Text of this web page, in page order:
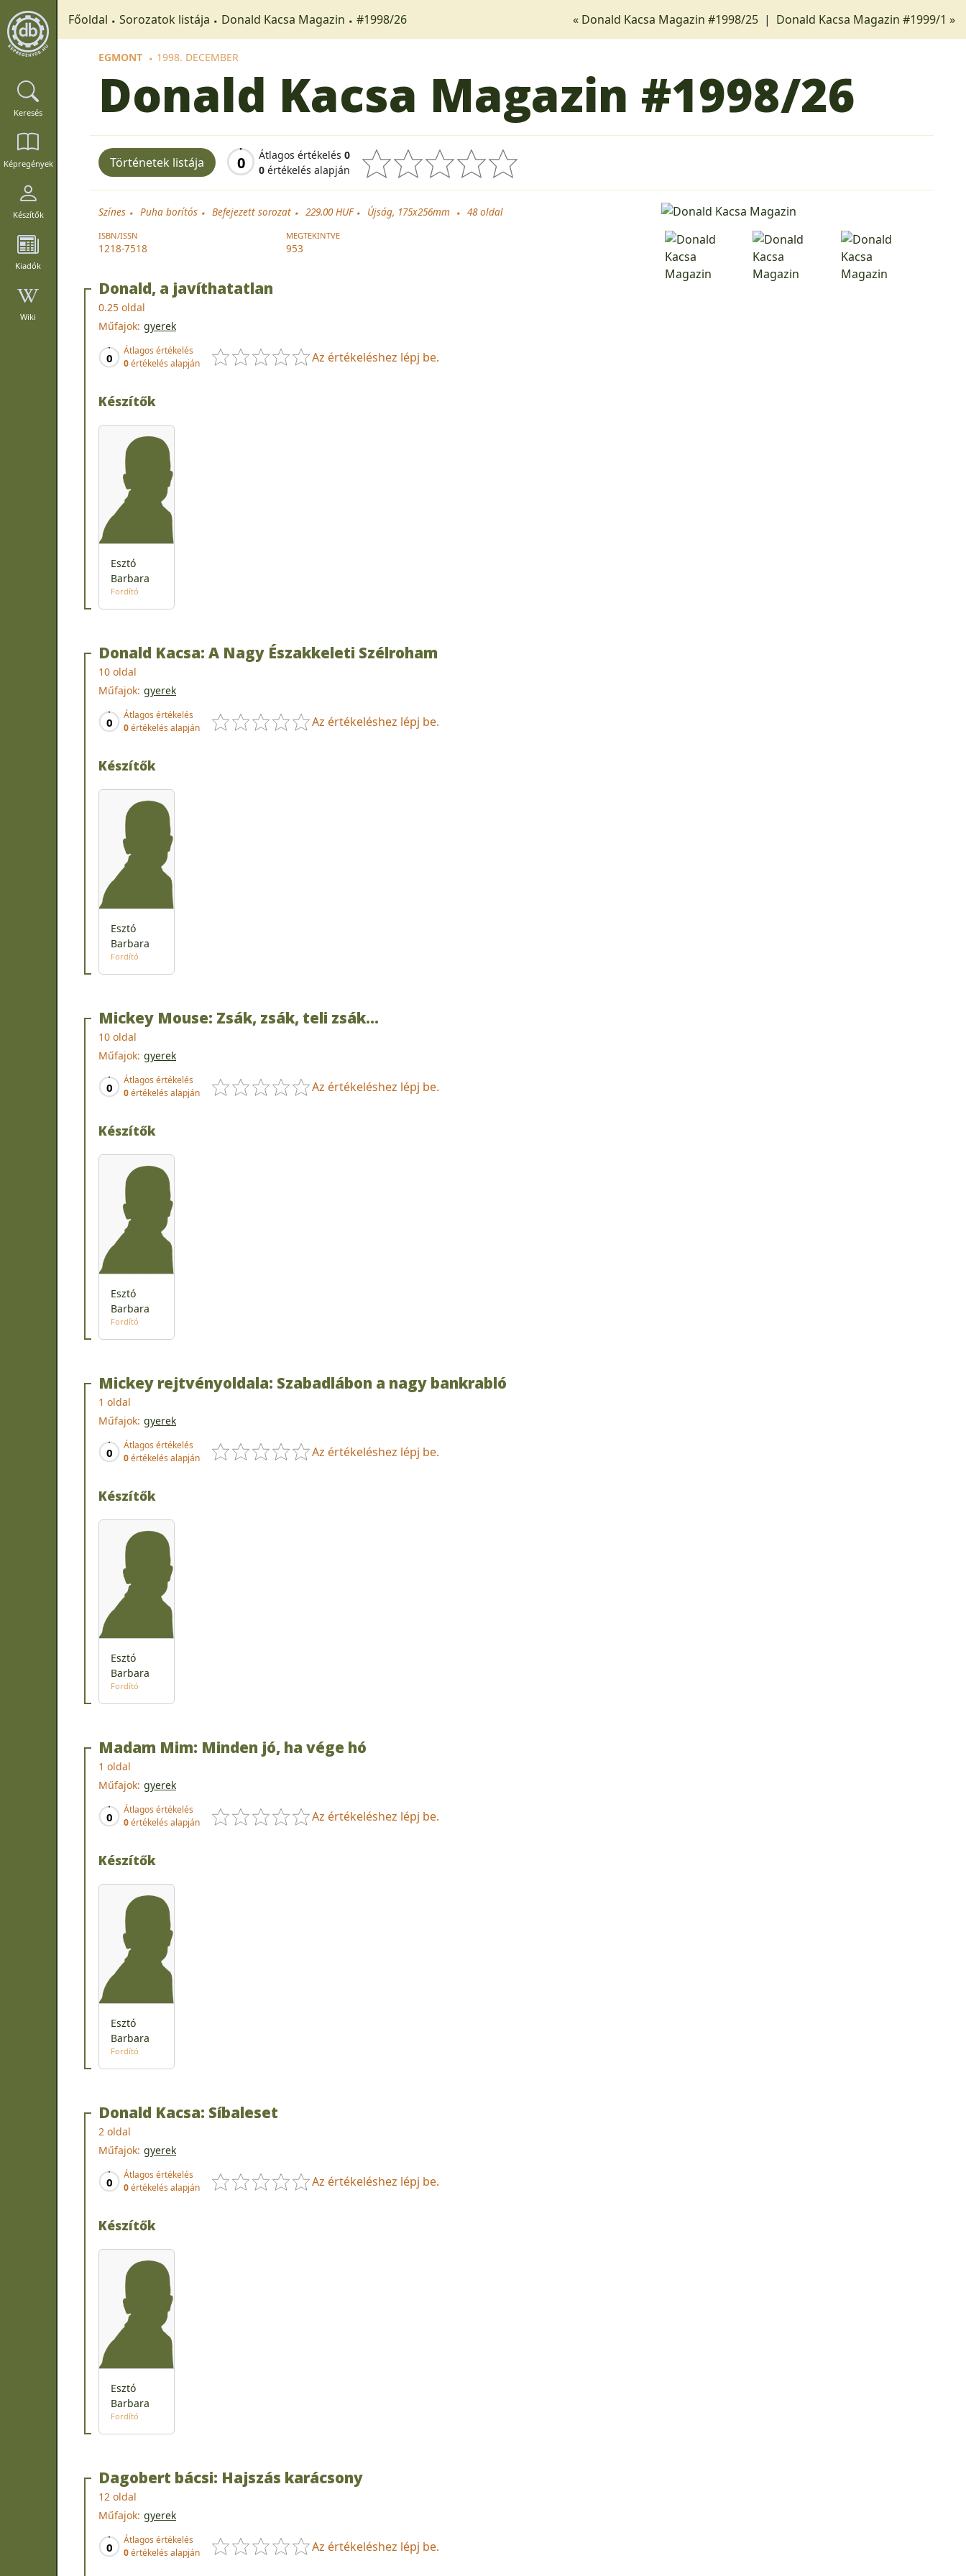
Keresés
Képregények
Készítők
Kiadók
Wiki
Főoldal Sorozatok listája Donald Kacsa Magazin #1998/26 « Donald Kacsa Magazin #1998/25 | Donald Kacsa Magazin #1999/1 »
EGMONT 1998. DECEMBER
Donald Kacsa Magazin #1998/26
Történetek listája 0 Átlagos értékelés 0
0 értékelés alapján
Színes Puha borítós Befejezett sorozat 229.00 HUF Újság, 175x256mm 48oldal
ISBN/ISSN
1218-7518
MEGTEKINTVE
953
Donald, a javíthatatlan
0.25 oldal
Műfajok: gyerek
0
Átlagos értékelés
0értékelés alapján Az értékeléshez lépj be.
Készítők
Esztó
Barbara
Fordító
Donald Kacsa: A Nagy Északkeleti Szélroham
10 oldal
Műfajok: gyerek
0
Átlagos értékelés
0értékelés alapján Az értékeléshez lépj be.
Készítők
Esztó
Barbara
Fordító
Mickey Mouse: Zsák, zsák, teli zsák...
10 oldal
Műfajok: gyerek
0
Átlagos értékelés
0értékelés alapján Az értékeléshez lépj be.
Készítők
Esztó
Barbara
Fordító
Mickey rejtvényoldala: Szabadlábon a nagy bankrabló
1 oldal
Műfajok: gyerek
0
Átlagos értékelés
0értékelés alapján Az értékeléshez lépj be.
Készítők
Esztó
Barbara
Fordító
Madam Mim: Minden jó, ha vége hó
1 oldal
Műfajok: gyerek
0
Átlagos értékelés
0értékelés alapján Az értékeléshez lépj be.
Készítők
Esztó
Barbara
Fordító
Donald Kacsa: Síbaleset
2 oldal
Műfajok: gyerek
0
Átlagos értékelés
0értékelés alapján Az értékeléshez lépj be.
Készítők
Esztó
Barbara
Fordító
Dagobert bácsi: Hajszás karácsony
12 oldal
Műfajok: gyerek
0
Átlagos értékelés
0értékelés alapján Az értékeléshez lépj be.